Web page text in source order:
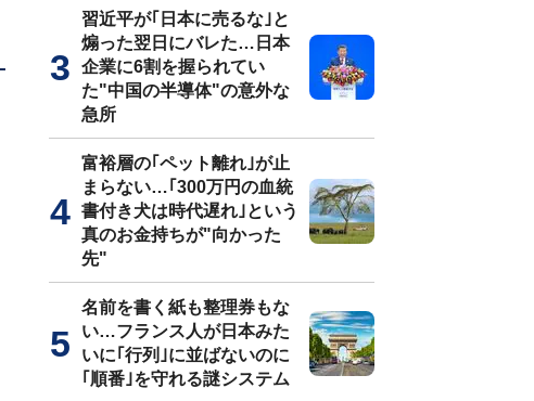
習近平が｢日本に売るな｣と
煽った翌日にバレた…日本
企業に6割を握られてい
た"中国の半導体"の意外な
急所
富裕層の｢ペット離れ｣が止
まらない…｢300万円の血統
書付き犬は時代遅れ｣という
真のお金持ちが"向かった
先"
名前を書く紙も整理券もな
い…フランス人が日本みた
いに｢行列｣に並ばないのに
｢順番｣を守れる謎システム